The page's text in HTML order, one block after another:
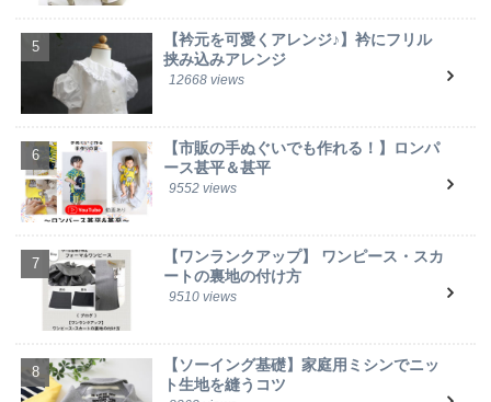
【衿元を可愛くアレンジ♪】衿にフリル
挟み込みアレンジ
12668 views
【市販の手ぬぐいでも作れる！】ロンパ
ース甚平＆甚平
9552 views
【ワンランクアップ】 ワンピース・スカ
ートの裏地の付け方
9510 views
【ソーイング基礎】家庭用ミシンでニッ
ト生地を縫うコツ